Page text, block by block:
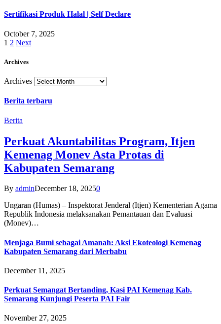
Sertifikasi Produk Halal | Self Declare
October 7, 2025
1 2 Next
Archives
Archives
Berita terbaru
Berita
Perkuat Akuntabilitas Program, Itjen
Kemenag Monev Asta Protas di
Kabupaten Semarang
By adminDecember 18, 20250
Ungaran (Humas) – Inspektorat Jenderal (Itjen) Kementerian Agama
Republik Indonesia melaksanakan Pemantauan dan Evaluasi
(Monev)…
Menjaga Bumi sebagai Amanah: Aksi Ekoteologi Kemenag
Kabupaten Semarang dari Merbabu
December 11, 2025
Perkuat Semangat Bertanding, Kasi PAI Kemenag Kab.
Semarang Kunjungi Peserta PAI Fair
November 27, 2025